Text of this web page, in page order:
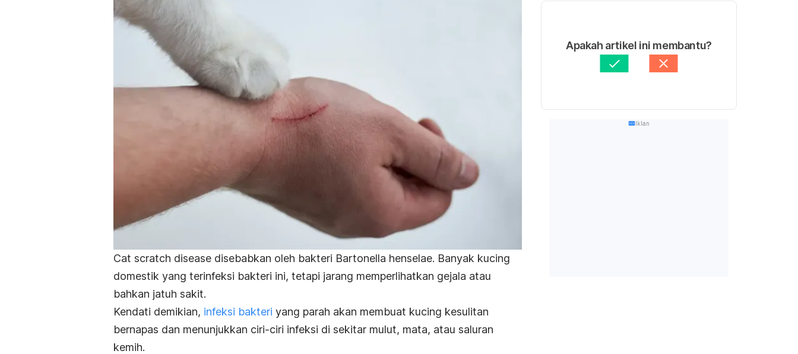
Cat scratch disease disebabkan oleh bakteri Bartonella henselae. Banyak kucing
domestik yang terinfeksi bakteri ini, tetapi jarang memperlihatkan gejala atau
bahkan jatuh sakit.
Kendati demikian, infeksi bakteri yang parah akan membuat kucing kesulitan
bernapas dan menunjukkan ciri-ciri infeksi di sekitar mulut, mata, atau saluran
kemih.
Apakah artikel ini membantu?
Iklan